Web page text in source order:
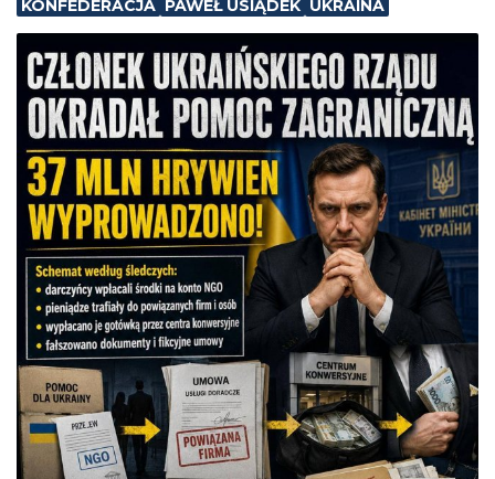
KONFEDERACJA PAWEŁ USIĄDEK UKRAINA